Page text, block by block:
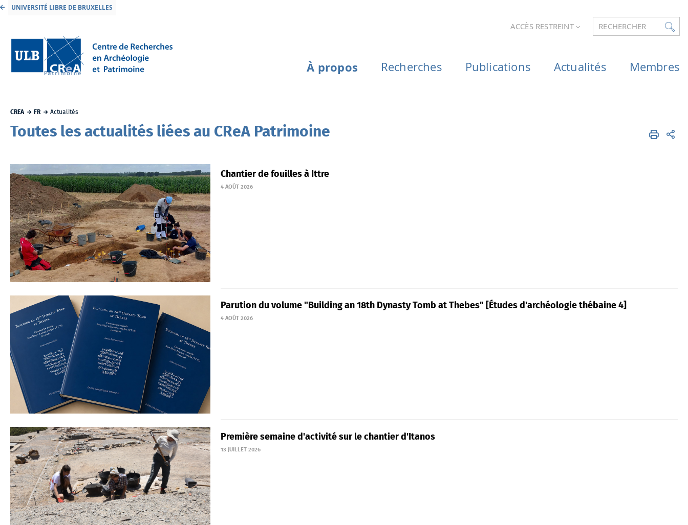
UNIVERSITÉ LIBRE DE BRUXELLES
ACCÈS RESTREINT RECHERCHER
À propos Recherches Publications Actualités Membres
CREA FR Actualités
Toutes les actualités liées au CReA Patrimoine
Chantier de fouilles à Ittre
4 AOÛT 2026
Parution du volume "Building an 18th Dynasty Tomb at Thebes" [Études d'archéologie thébaine 4]
4 AOÛT 2026
Première semaine d'activité sur le chantier d'Itanos
13 JUILLET 2026